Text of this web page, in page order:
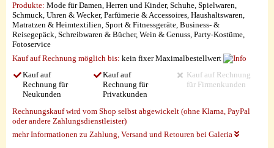
Produkte: Mode für Damen, Herren und Kinder, Schuhe, Spielwaren,
Schmuck, Uhren & Wecker, Parfümerie & Accessoires, Haushaltswaren,
Matratzen & Heimtextilien, Sport & Fitnessgeräte, Business- &
Reisegepäck, Schreibwaren & Bücher, Wein & Genuss, Party-Kostüme,
Fotoservice
Kauf auf Rechnung möglich bis: kein fixer Maximalbestellwert
Kauf auf
Rechnung für
Neukunden
Kauf auf
Rechnung für
Privatkunden
Kauf auf Rechnung
für Firmenkunden
Rechnungskauf wird vom Shop selbst abgewickelt (ohne Klarna, PayPal
oder andere Zahlungsdienstleister)
mehr Informationen zu Zahlung, Versand und Retouren bei Galeria